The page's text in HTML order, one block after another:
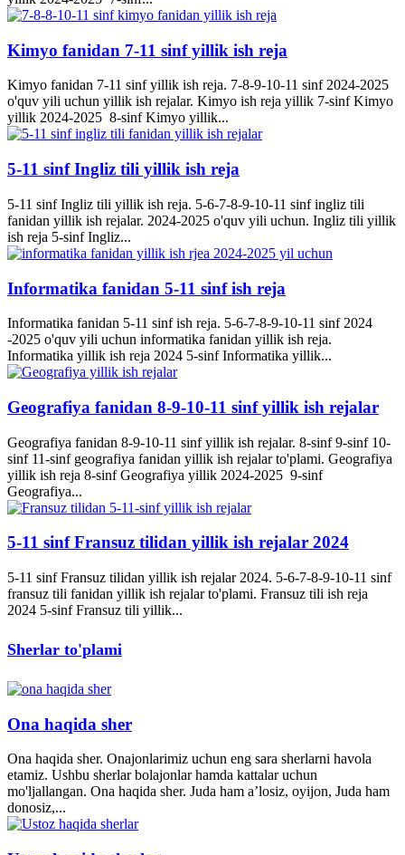
Kimyo fanidan 7-11 sinf yillik ish reja
Kimyo fanidan 7-11 sinf yillik ish reja. 7-8-9-10-11 sinf 2024-2025
o'quv yili uchun yillik ish rejalar. Kimyo ish reja yillik 7-sinf Kimyo
yillik 2024-2025 8-sinf Kimyo yillik...
5-11 sinf Ingliz tili yillik ish reja
5-11 sinf Ingliz tili yillik ish reja. 5-6-7-8-9-10-11 sinf ingliz tili
fanidan yillik ish rejalar. 2024-2025 o'quv yili uchun. Ingliz tili yillik
ish reja 5-sinf Ingliz...
Informatika fanidan 5-11 sinf ish reja
Informatika fanidan 5-11 sinf ish reja. 5-6-7-8-9-10-11 sinf 2024
-2025 o'quv yili uchun informatika fanidan yillik ish reja.
Informatika yillik ish reja 2024 5-sinf Informatika yillik...
Geografiya fanidan 8-9-10-11 sinf yillik ish rejalar
Geografiya fanidan 8-9-10-11 sinf yillik ish rejalar. 8-sinf 9-sinf 10-
sinf 11-sinf geografiya fanidan yillik ish rejalar to'plami. Geografiya
yillik ish reja 8-sinf Geografiya yillik 2024-2025 9-sinf
Geografiya...
5-11 sinf Fransuz tilidan yillik ish rejalar 2024
5-11 sinf Fransuz tilidan yillik ish rejalar 2024. 5-6-7-8-9-10-11 sinf
fransuz tili fanidan yillik ish rejalar to'plami. Fransuz tili ish reja
2024 5-sinf Fransuz tili yillik...
Sherlar to'plami
Ona haqida sher
Ona haqida sher. Onajonlarimiz uchun eng sara sherlarni havola
etamiz. Ushbu sherlar bolajonlar hamda kattalar uchun
mo'ljallangan. Ona haqida sher. Juda ham a’losiz, oyijon, Juda ham
donosiz,...